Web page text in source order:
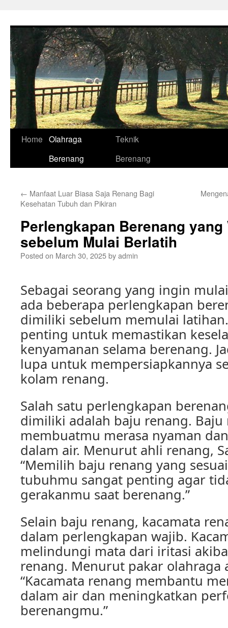
Home Olahraga
Berenang
Teknik
Berenang
← Manfaat Luar Biasa Saja Renang Bagi
Kesehatan Tubuh dan Pikiran
Perlengkapan Berenang
sebelum Mulai Berlatih
Posted on March 30, 2025byadmin
Sebagai seorang yang ingin
ada beberapa perlengkapan
dimiliki sebelum memulai
penting untuk memastikan
kenyamanan selama berenang.
lupa untuk mempersiapkannya
kolam renang.
Salah satu perlengkapan
dimiliki adalah baju renang. Baju
membuatmu merasa nyaman
dalam air. Menurut ahli renang,
“Memilih baju renang yang
tubuhmu sangat penting agar
gerakanmu saat berenang.”
Selain baju renang, kacamata
dalam perlengkapan wajib.
melindungi mata dari iritasi
renang. Menurut pakar olahraga
“Kacamata renang membantu
dalam air dan meningkatkan
berenangmu.”